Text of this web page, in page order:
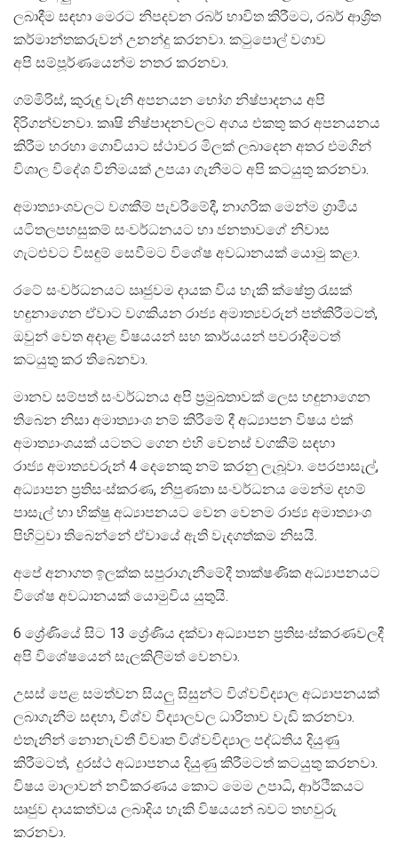
ලබාදීම සඳහා මෙරට නිපදවන රබර් භාවිත කිරීමට, රබර් ආශ්‍රිත
කර්මාන්තකරුවන් උනන්දු කරනවා. කටුපොල් වගාව
අපි සම්පූර්ණයෙන්ම නතර කරනවා.
ගම්මිරිස්, කුරුඳු වැනි අපනයන භෝග නිෂ්පාදනය අපි
දිරිගන්වනවා. කෘෂි නිෂ්පාදනවලට අගය එකතු කර අපනයනය
කිරීම හරහා ගොවියාට ස්ථාවර මිලක් ලබාදෙන අතර එමගින්
විශාල විදේශ විනිමයක් උපයා ගැනීමට අපි කටයුතු කරනවා.
අමාත්‍යාංශවලට වගකීම් පැවරීමේදී, නාගරික මෙන්ම ග්‍රාමීය
යටිතලපහසුකම් සංවර්ධනයට හා ජනතාවගේ නිවාස
ගැටළුවට විසඳුම් සෙවීමට විශේෂ අවධානයක් යොමු කළා.
රටේ සංවර්ධනයට ඍජුවම දායක විය හැකි ක්ෂේත්‍ර රැසක්
හඳුනාගෙන ඒවාට වගකියන රාජ්‍ය අමාත්‍යවරුන් පත්කිරීමටත්,
ඔවුන් වෙත අදාළ විෂයයන් සහ කාර්යයන් පවරාදීමටත්
කටයුතු කර තිබෙනවා.
මානව සම්පත් සංවර්ධනය අපි ප්‍රමුඛතාවක් ලෙස හඳුනාගෙන
තිබෙන නිසා අමාත්‍යාංශ නම් කිරීමේ දී අධ්‍යාපන විෂය එක්
අමාත්‍යාංශයක් යටතට ගෙන එහි වෙනස් වගකීම් සඳහා
රාජ්‍ය අමාත්‍යවරුන් 4 දෙනෙකු නම් කරනු ලැබූවා. පෙරපාසැල්,
අධ්‍යාපන ප්‍රතිසංස්කරණ, නිපුණතා සංවර්ධනය මෙන්ම දහම්
පාසැල් හා භික්ෂු අධ්‍යාපනයට වෙන වෙනම රාජ්‍ය අමාත්‍යාංශ
පිහිටුවා තිබෙන්නේ ඒවායේ ඇති වැදගත්කම නිසයි.
අපේ අනාගත ඉලක්ක සපුරාගැනීමේදී තාක්ෂණික අධ්‍යාපනයට
විශේෂ අවධානයක් යොමුවිය යුතුයි.
6 ශ්‍රේණියේ සිට 13 ශ්‍රේණිය දක්වා අධ්‍යාපන ප්‍රතිසංස්කරණවලදී
අපි විශේෂයෙන් සැලකිලිමත් වෙනවා.
උසස් පෙළ සමත්වන සියලු සිසුන්ට විශ්වවිද්‍යාල අධ්‍යාපනයක්
ලබාගැනීම සඳහා, විශ්ව විද්‍යාලවල ධාරිතාව වැඩි කරනවා.
එතැනින් නොනැවතී විවෘත විශ්වවිද්‍යාල පද්ධතිය දියුණු
කිරීමටත්, දුරස්ථ අධ්‍යාපනය දියුණු කිරීමටත් කටයුතු කරනවා.
විෂය මාලාවන් නවීකරණය කොට මෙම උපාධි, ආර්ථිකයට
ඍජුව දායකත්වය ලබාදිය හැකි විෂයයන් බවට තහවුරු
කරනවා.